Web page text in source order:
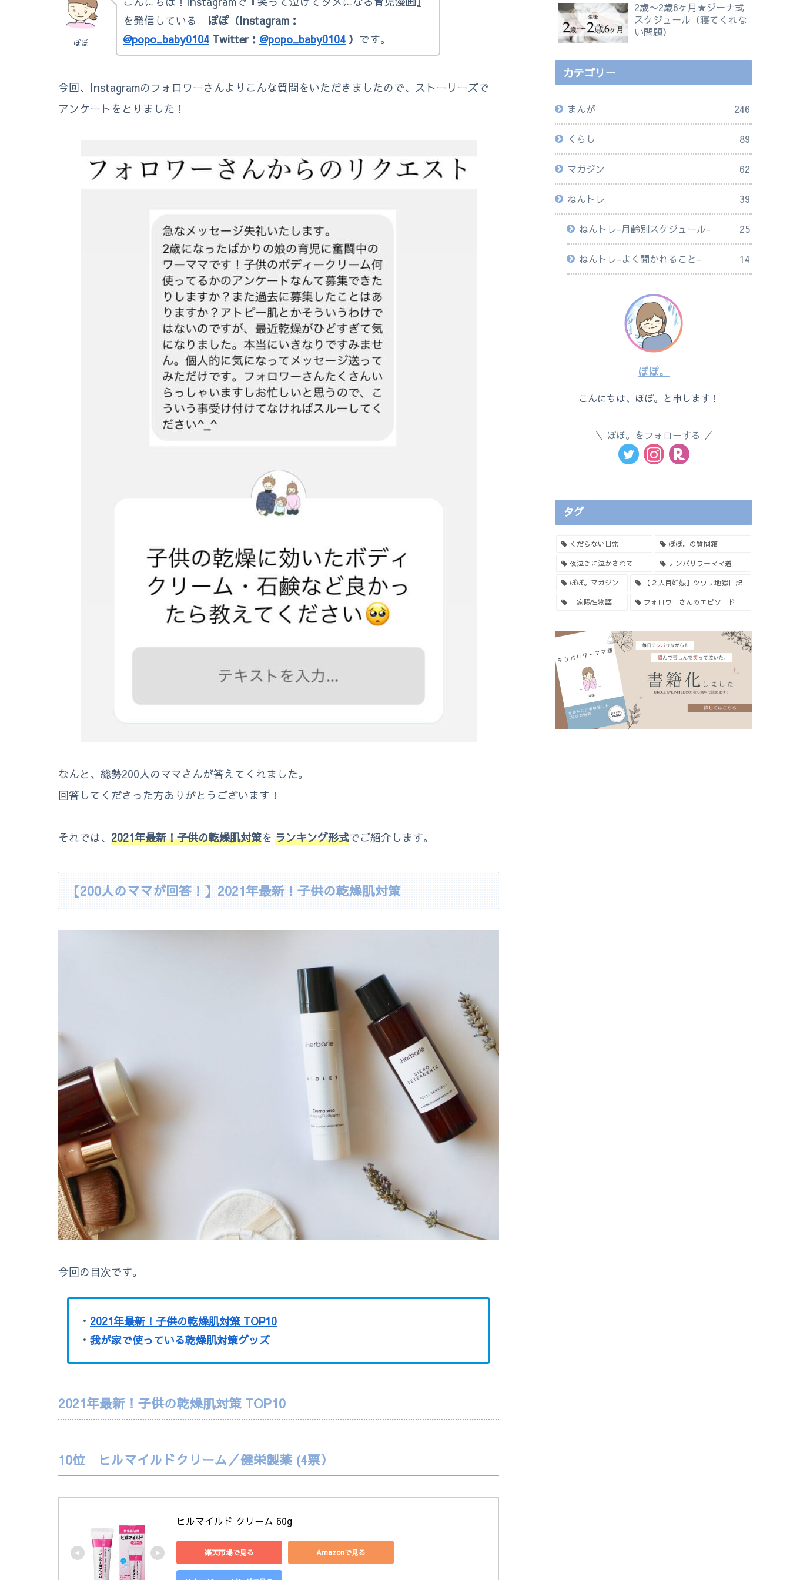
ぽぽ
を発信している ぽぽ（Instagram：
@popo_baby0104 Twitter： @popo_baby0104 ） です。
今回、Instagramのフォロワーさんよりこんな質問をいただきましたので、ストーリーズで
アンケートをとりました！
なんと、総勢200人のママさんが答えてくれました。
回答してくださった方ありがとうございます！
それでは、 2021年最新！子供の乾燥肌対策を ランキング形式でご紹介します。
【200人のママが回答！】2021年最新！子供の乾燥肌対策
今回の目次です。
・ 2021年最新！子供の乾燥肌対策 TOP10
・ 我が家で使っている乾燥肌対策グッズ
2021年最新！子供の乾燥肌対策 TOP10
10位 ヒルマイルドクリーム／健栄製薬 (4票）
ヒルマイルド クリーム 60g
楽天市場で見る Amazonで見る
2歳〜2歳6ヶ月★ジーナ式
スケジュール（寝てくれな
い問題）
カテゴリー
まんが 246
くらし 89
マガジン 62
ねんトレ 39
ねんトレ-月齢別スケジュール- 25
ねんトレ-よく聞かれること- 14
ぽぽ。
こんにちは、ぽぽ。と申します！
ぽぽ。をフォローする
タグ
くだらない日常 ぽぽ。の質問箱
夜泣きに泣かされて テンパりワーママ道
ぽぽ。マガジン 【２人目妊娠】ツワリ地獄日記
一家陽性物語 フォロワーさんのエピソード